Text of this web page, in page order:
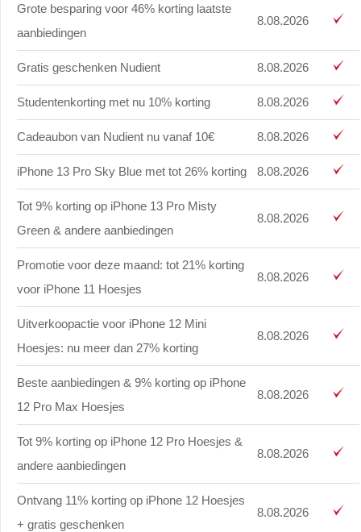
Grote besparing voor 46% korting laatste
aanbiedingen
8.08.2026
Gratis geschenken Nudient 8.08.2026
Studentenkorting met nu 10% korting 8.08.2026
Cadeaubon van Nudient nu vanaf 10€ 8.08.2026
iPhone 13 Pro Sky Blue met tot 26% korting 8.08.2026
Tot 9% korting op iPhone 13 Pro Misty
Green & andere aanbiedingen
8.08.2026
Promotie voor deze maand: tot 21% korting
voor iPhone 11 Hoesjes
8.08.2026
Uitverkoopactie voor iPhone 12 Mini
Hoesjes: nu meer dan 27% korting
8.08.2026
Beste aanbiedingen & 9% korting op iPhone
12 Pro Max Hoesjes
8.08.2026
Tot 9% korting op iPhone 12 Pro Hoesjes &
andere aanbiedingen
8.08.2026
Ontvang 11% korting op iPhone 12 Hoesjes
+ gratis geschenken
8.08.2026